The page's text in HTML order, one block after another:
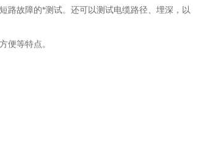
路故障的*测试。还可以测试电缆路径、埋深，以
便等特点。